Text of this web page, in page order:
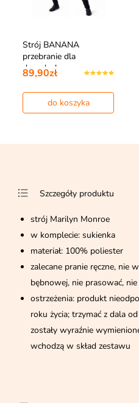
Strój BANANA
przebranie dla
dorosłych
89,90zł
do koszyka
Szczegóły produktu
strój Marilyn Monroe
w komplecie: sukienka
materiał: 100% poliester
zalecane pranie ręczne, nie
bębnowej, nie prasować, nie
ostrzeżenia: produkt
roku życia; trzymać z dala
zostały wyraźnie
wchodzą w skład zestawu